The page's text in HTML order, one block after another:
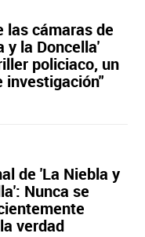
las cámaras de
y la Doncella'
policiaco, un
investigación"
de 'La Niebla y
Nunca se
verdad